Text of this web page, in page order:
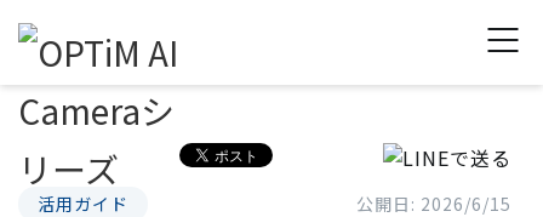
活用ガイド 公開日: 2026/6/15